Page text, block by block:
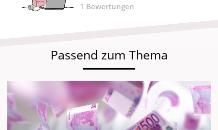
1 Bewertungen
Passend zum Thema